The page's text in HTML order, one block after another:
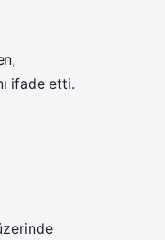
ifade etti.